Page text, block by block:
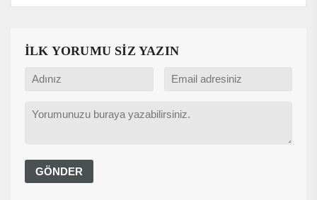
İLK YORUMU SİZ YAZIN